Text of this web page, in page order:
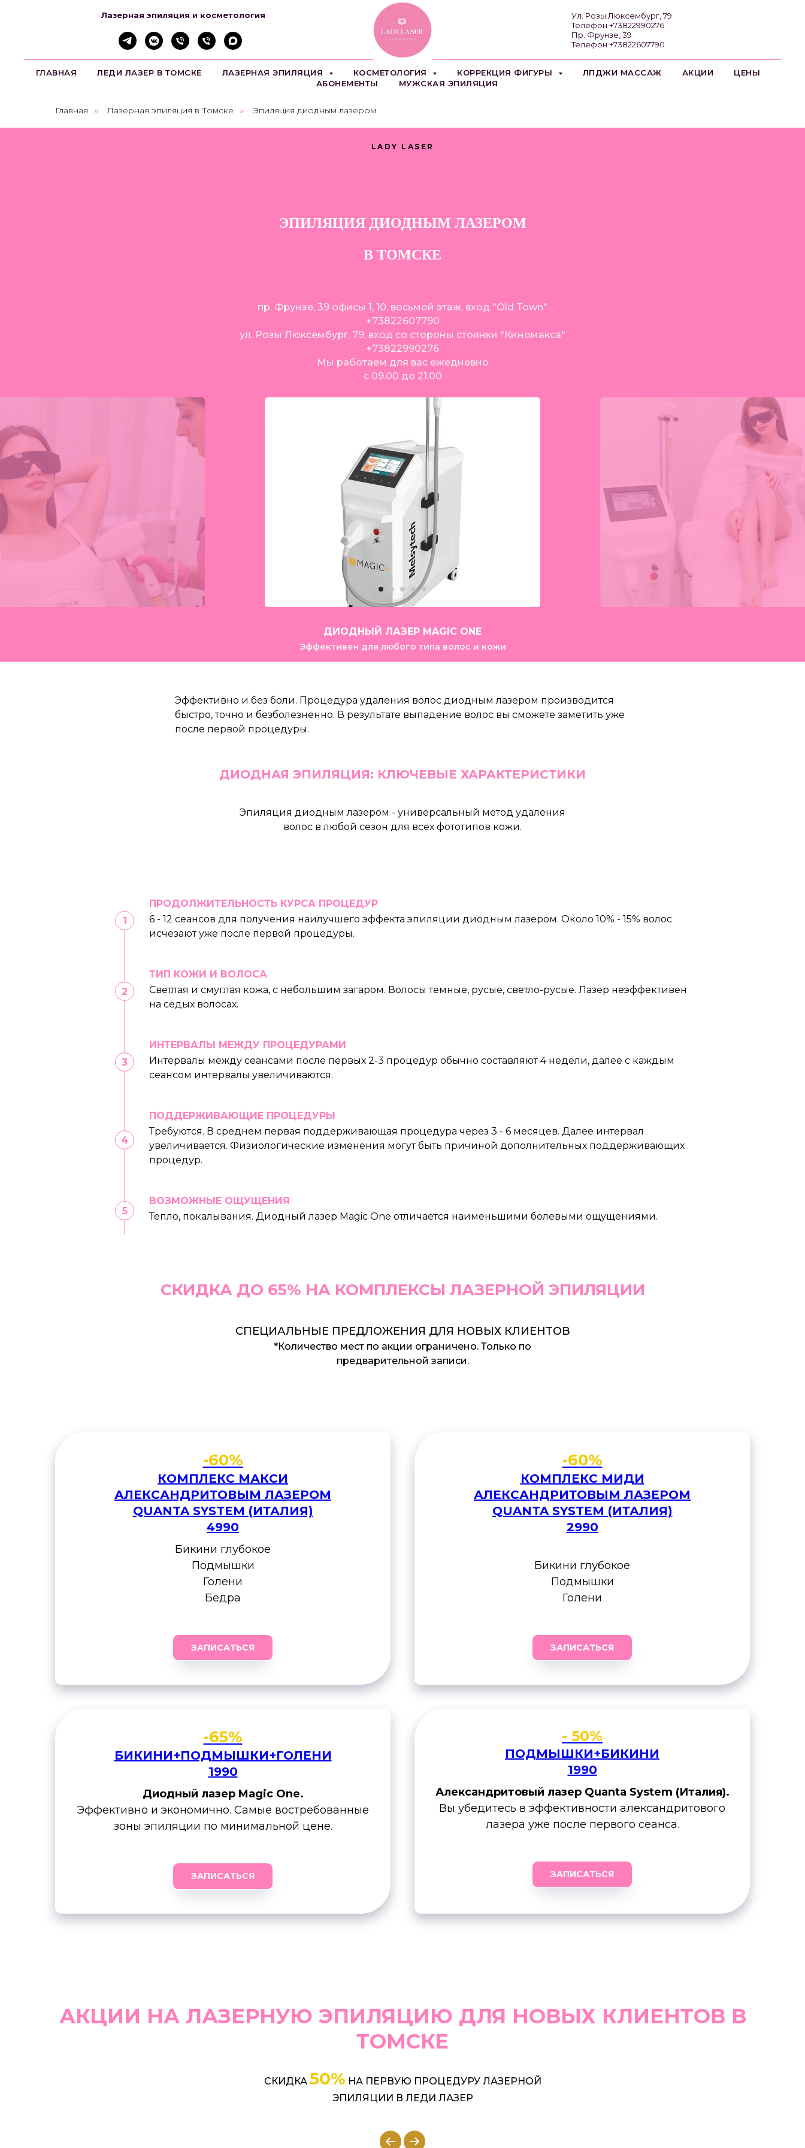
Лазерная эпиляция и косметология
Ул. Розы Люксембург, 79
Телефон +73822990276
Пр. Фрунзе, 39
Телефон +73822607790
ГЛАВНАЯ ЛЕДИ ЛАЗЕР В ТОМСКЕ ЛАЗЕРНАЯ ЭПИЛЯЦИЯ КОСМЕТОЛОГИЯ КОРРЕКЦИЯ ФИГУРЫ ЛПДЖИ МАССАЖ АКЦИИ
ЦЕНЫ
АБОНЕМЕНТЫ
МУЖСКАЯ ЭПИЛЯЦИЯ
Главная » Лазерная эпиляция в Томске » Эпиляция диодным лазером
LADY LASER
ЭПИЛЯЦИЯ ДИОДНЫМ ЛАЗЕРОМ
В ТОМСКЕ
пр. Фрунзе, 39 офисы 1, 10, восьмой этаж, вход "Old Town"
+73822607790
ул. Розы Люксембург, 79, вход со стороны стоянки "Киномакса"
+73822990276
Мы работаем для вас ежедневно
с 09.00 до 21.00
АКЦИИ НА ПЕРВОЕ ПОСЕЩЕНИЕ
Приятное предложение для первого визита
Эффективно и без боли. Процедура удаления волос диодным лазером производится
быстро, точно и безболезненно. В результате выпадение волос вы сможете заметить уже
после первой процедуры.
ДИОДНАЯ ЭПИЛЯЦИЯ: КЛЮЧЕВЫЕ ХАРАКТЕРИСТИКИ
Эпиляция диодным лазером - универсальный метод удаления
волос в любой сезон для всех фототипов кожи.
ПРОДОЛЖИТЕЛЬНОСТЬ КУРСА ПРОЦЕДУР
6 - 12 сеансов для получения наилучшего эффекта эпиляции диодным лазером. Около 10% - 15% волос
исчезают уже после первой процедуры.
ТИП КОЖИ И ВОЛОСА
Светлая и смуглая кожа, с небольшим загаром. Волосы темные, русые, светло-русые. Лазер неэффективен
на седых волосах.
ИНТЕРВАЛЫ МЕЖДУ ПРОЦЕДУРАМИ
Интервалы между сеансами после первых 2-3 процедур обычно составляют 4 недели, далее с каждым
сеансом интервалы увеличиваются.
ПОДДЕРЖИВАЮЩИЕ ПРОЦЕДУРЫ
Требуются. В среднем первая поддерживающая процедура через 3 - 6 месяцев. Далее интервал
увеличивается. Физиологические изменения могут быть причиной дополнительных поддерживающих
процедур.
ВОЗМОЖНЫЕ ОЩУЩЕНИЯ
Тепло, покалывания. Диодный лазер Magic One отличается наименьшими болевыми ощущениями.
СКИДКА ДО 65% НА КОМПЛЕКСЫ ЛАЗЕРНОЙ ЭПИЛЯЦИИ
СПЕЦИАЛЬНЫЕ ПРЕДЛОЖЕНИЯ ДЛЯ НОВЫХ КЛИЕНТОВ
*Количество мест по акции ограничено. Только по
предварительной записи.
-60%
КОМПЛЕКС МАКСИ
АЛЕКСАНДРИТОВЫМ ЛАЗЕРОМ
QUANTA SYSTEM (ИТАЛИЯ)
4990
Бикини глубокое
Подмышки
Голени
Бедра
ЗАПИСАТЬСЯ
-60%
КОМПЛЕКС МИДИ
АЛЕКСАНДРИТОВЫМ ЛАЗЕРОМ
QUANTA SYSTEM (ИТАЛИЯ)
2990
Бикини глубокое
Подмышки
Голени
ЗАПИСАТЬСЯ
-65%
БИКИНИ+ПОДМЫШКИ+ГОЛЕНИ
1990
Диодный лазер Magic One.
Эффективно и экономично. Самые востребованные
зоны эпиляции по минимальной цене.
ЗАПИСАТЬСЯ
- 50%
ПОДМЫШКИ+БИКИНИ
1990
Александритовый лазер Quanta System (Италия).
Вы убедитесь в эффективности александритового
лазера уже после первого сеанса.
ЗАПИСАТЬСЯ
АКЦИИ НА ЛАЗЕРНУЮ ЭПИЛЯЦИЮ ДЛЯ НОВЫХ КЛИЕНТОВ В
ТОМСКЕ
СКИДКА 50% НА ПЕРВУЮ ПРОЦЕДУРУ ЛАЗЕРНОЙ
ЭПИЛЯЦИИ В ЛЕДИ ЛАЗЕР